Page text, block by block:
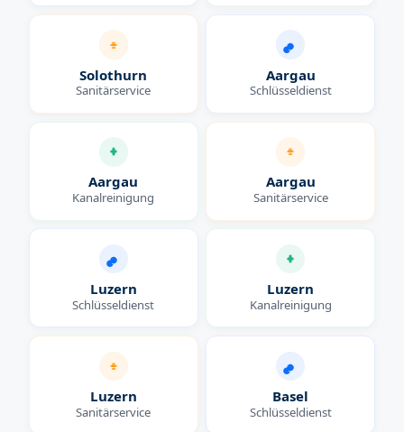
Solothurn
Sanitärservice
Aargau
Schlüsseldienst
Aargau
Kanalreinigung
Aargau
Sanitärservice
Luzern
Schlüsseldienst
Luzern
Kanalreinigung
Luzern
Sanitärservice
Basel
Schlüsseldienst